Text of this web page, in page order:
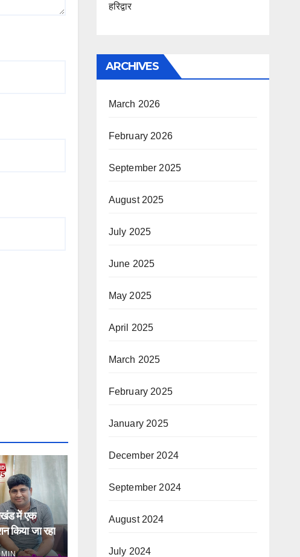
में एक
किया जा रहा
हरिद्वार
ARCHIVES
March 2026
February 2026
September 2025
August 2025
July 2025
June 2025
May 2025
April 2025
March 2025
February 2025
January 2025
December 2024
September 2024
August 2024
July 2024